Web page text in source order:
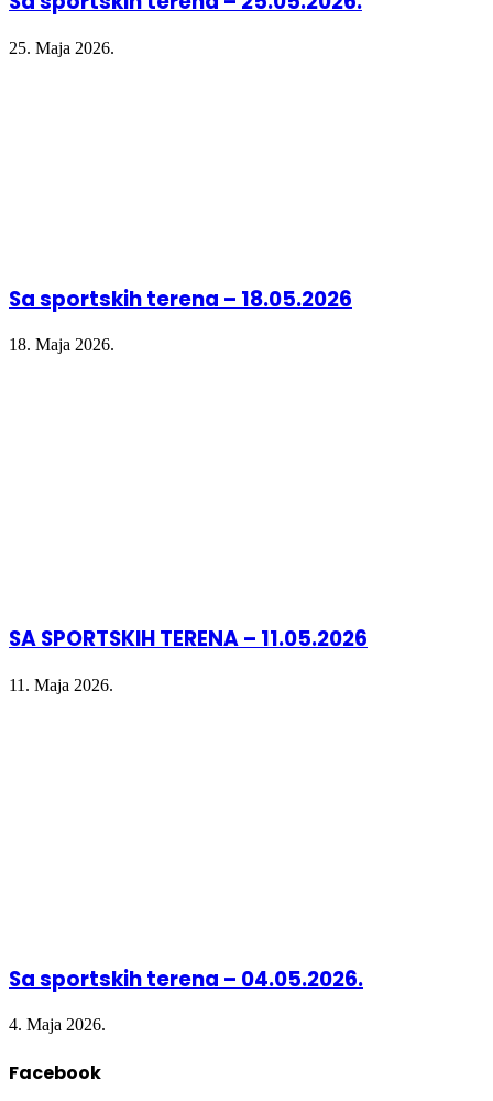
25. Maja 2026.
Sa sportskih terena – 18.05.2026
18. Maja 2026.
SA SPORTSKIH TERENA – 11.05.2026
11. Maja 2026.
Sa sportskih terena – 04.05.2026.
4. Maja 2026.
Facebook